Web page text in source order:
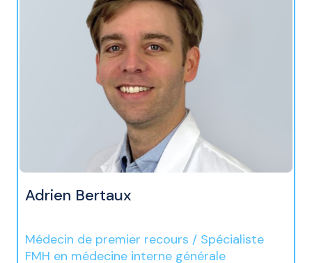
Adrien Bertaux
Médecin de premier recours / Spécialiste
FMH en médecine interne générale